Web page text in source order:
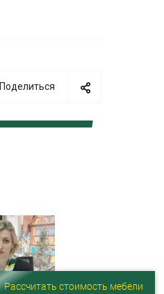
Поделиться
Рассчитать стоимость мебели